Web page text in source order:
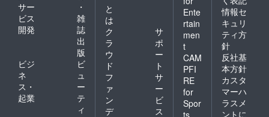
サー
ビス
開発
・
雑
誌
出
版
ビジ
ネ
ス・
起業
ビ
ュ
ー
テ
ィ
と
は
ク
ラ
ウ
ド
フ
ァ
ン
デ
サ
ポ
ー
ト
サ
ー
ビ
ス
Ente
rtain
men
t
CAM
PFI
RE
for
Spor
ts
情報セ
キュリ
ティ方
針
反社基
本方針
カスタ
マーハ
ラスメ
ントに